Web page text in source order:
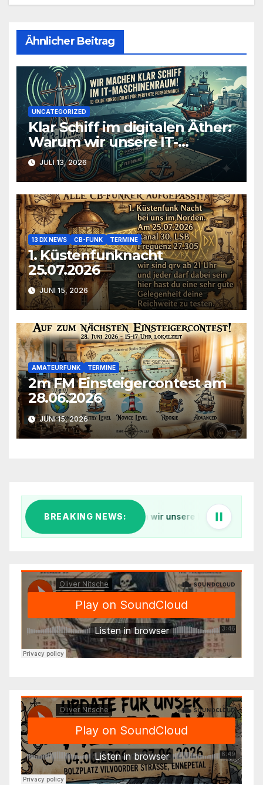
Ähnlicher Beitrag
UNCATEGORIZED
Klar Schiff im digitalen Äther:
Warum wir unsere IT-
Infrastruktur konsolidieren
JULI 13, 2026
13 DX NEWS CB-FUNK TERMINE
1. Küstenfunknacht
25.07.2026
JUNI 15, 2026
AMATEURFUNK TERMINE
2m FM Einsteigercontest am
28.06.2026
JUNI 15, 2026
BREAKING NEWS:
im digitalen Äther: Warum wir unsere IT-Infrastruktur
1.